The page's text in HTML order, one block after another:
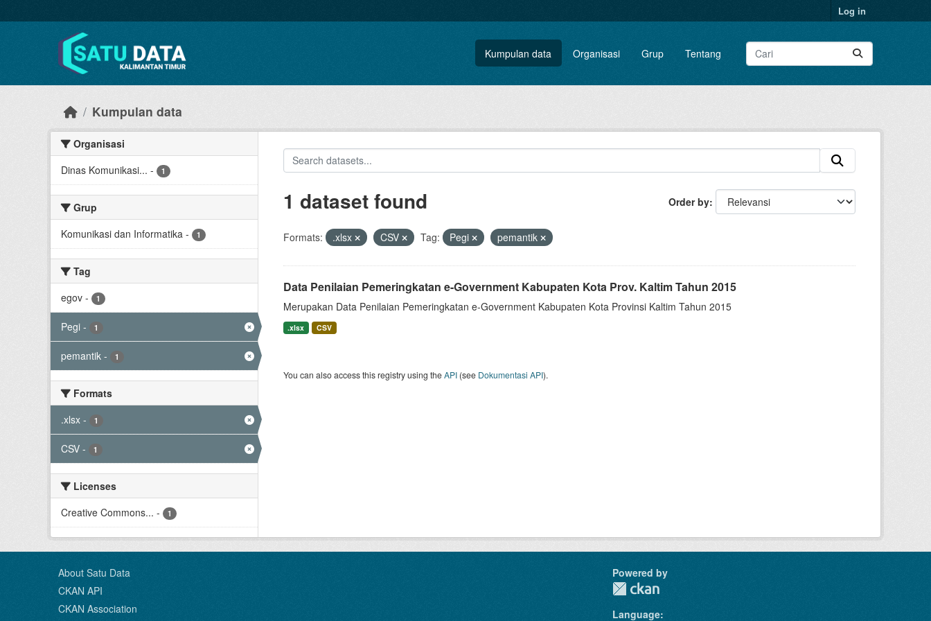
Log in
Kumpulan data Organisasi Grup Tentang
Kumpulan data
Organisasi
Dinas Komunikasi... - 1
Grup
Komunikasi dan Informatika - 1
Tag
egov - 1
Pegi - 1
pemantik - 1
Formats
.xlsx - 1
CSV - 1
Licenses
Creative Commons... - 1
Order by
1 dataset found
Formats: .xlsx CSV Tag: Pegi pemantik
Data Penilaian Pemeringkatan e-Government Kabupaten Kota Prov. Kaltim Tahun 2015
Merupakan Data Penilaian Pemeringkatan e-Government Kabupaten Kota Provinsi Kaltim Tahun 2015
.xlsx CSV
You can also access this registry using theAPI(see Dokumentasi API).
About Satu Data
CKAN API
CKAN Association
Powered by
Language